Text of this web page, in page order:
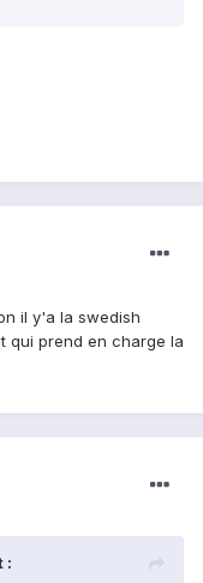
il y'a la swedish
qui prend en charge la
: